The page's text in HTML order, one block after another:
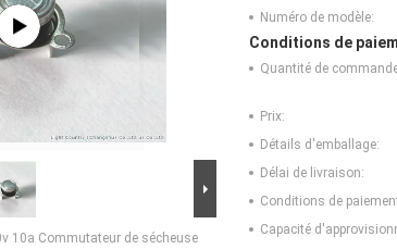
10a Commutateur de sécheuse
Numéro de modèle:
Conditions de
Quantité de
Prix:
Détails d'emballage:
Délai de livraison:
Conditions de
Capacité